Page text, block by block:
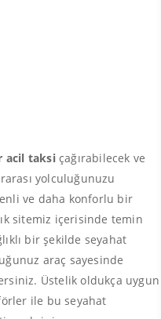
acil taksiçağırabilecek ve
yolculuğunuzu
ve daha konforlu bir
sitemiz içerisinde temin
bir şekilde seyahat
araç sayesinde
Üstelik oldukça uygun
ile bu seyahat